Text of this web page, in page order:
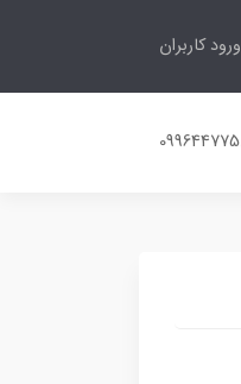
ورود کاربران